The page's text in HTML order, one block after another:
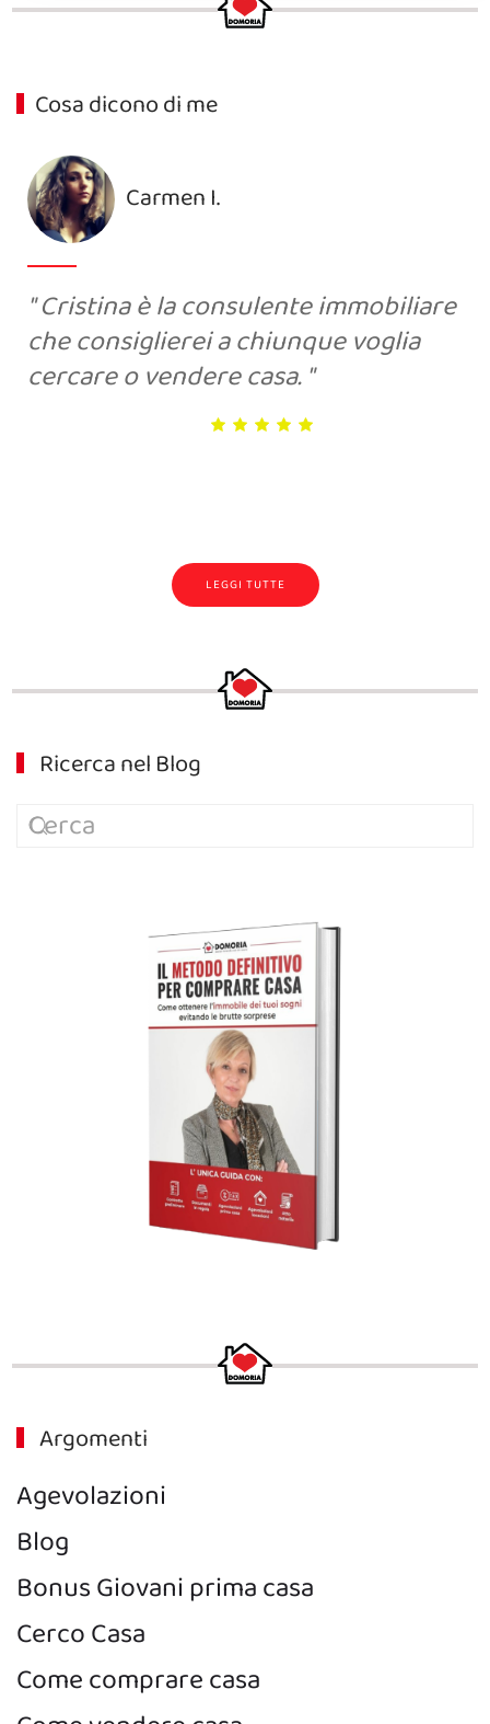
Cosa dicono di me
Ariana P.
In 2 giorni, mi ha portato una
proposta d’acquisto che ho accettato
perchè rispecchiava la mia richiesta
economica . Brava!
LEGGI TUTTE
Ricerca nel Blog
Argomenti
Agevolazioni
Blog
Bonus Giovani prima casa
Cerco Casa
Come comprare casa